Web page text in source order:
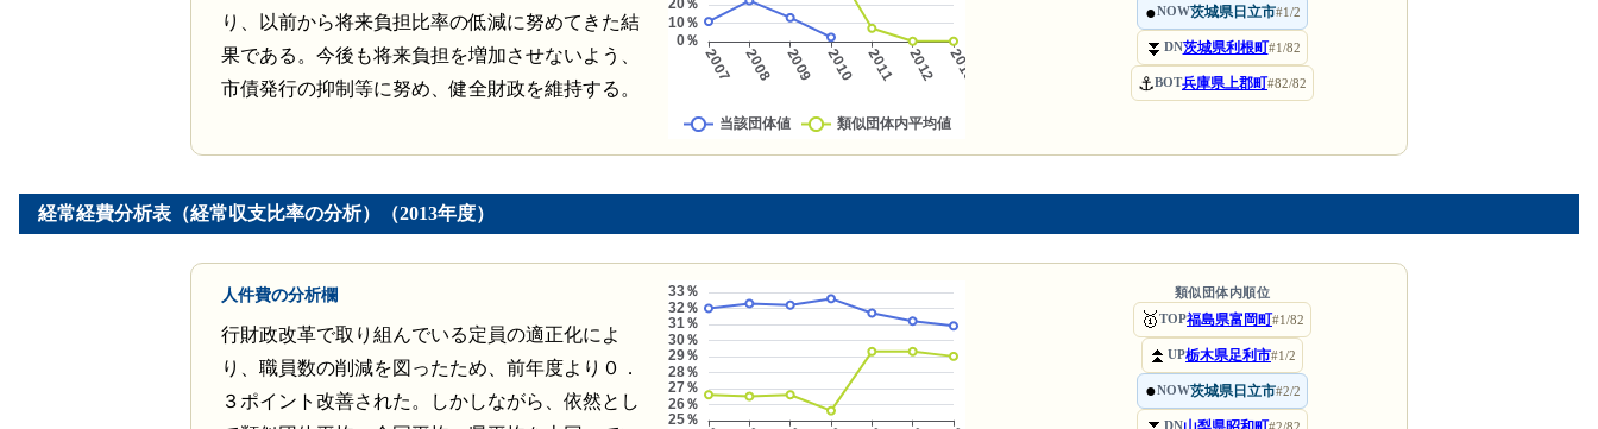
り、以前から将来負担比率の低減に努めてきた結
果である。今後も将来負担を増加させないよう、
市債発行の抑制等に努め、健全財政を維持する。
●NOW茨城県日立市#1/2
⏬ DN茨城県利根町#1/82
⚓BOT兵庫県上郡町#82/82
経常経費分析表（経常収支比率の分析）（2013年度）
人件費の分析欄
行財政改革で取り組んでいる定員の適正化によ
り、職員数の削減を図ったため、前年度より０．
３ポイント改善された。しかしながら、依然とし
類似団体内順位
🥇TOP福島県富岡町#1/82
⏫ UP栃木県足利市#1/2
●NOW茨城県日立市#2/2
DN